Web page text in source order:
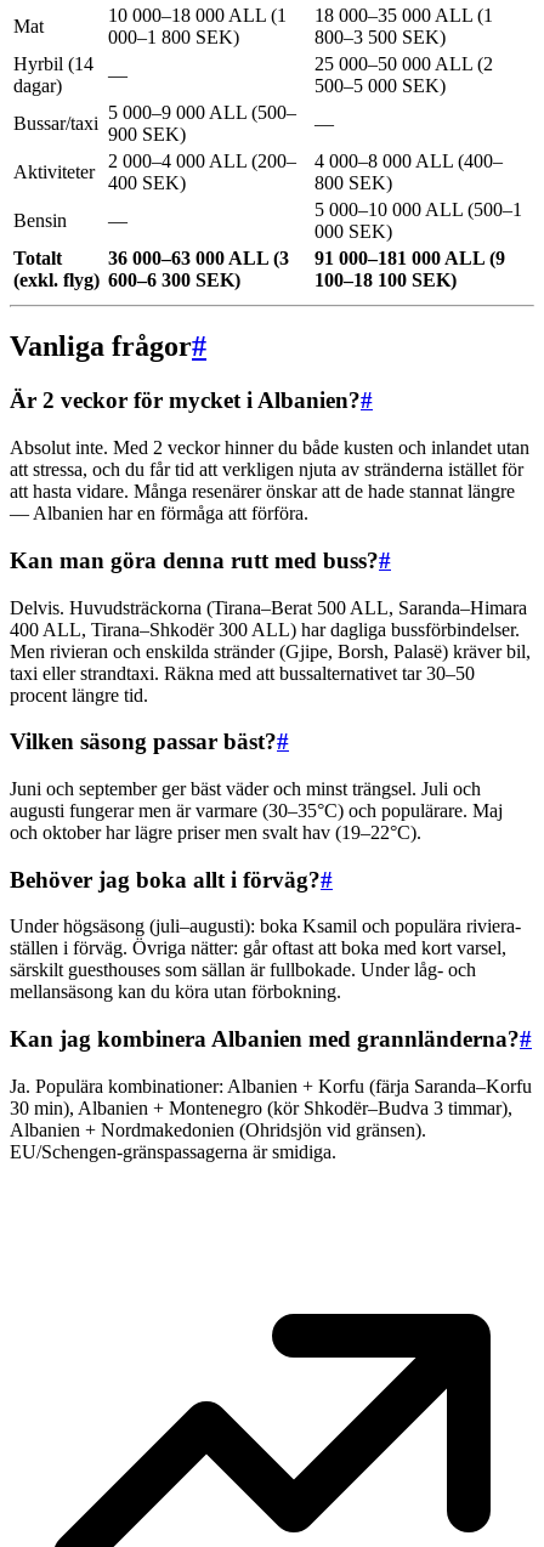
Mat
10 000–18 000 ALL (1
000–1 800 SEK)
18 000–35 000 ALL (1
800–3 500 SEK)
Hyrbil (14
dagar)
—
25 000–50 000 ALL (2
500–5 000 SEK)
Bussar/taxi
5 000–9 000 ALL (500–
900 SEK)
—
Aktiviteter
2 000–4 000 ALL (200–
400 SEK)
4 000–8 000 ALL (400–
800 SEK)
Bensin
—
5 000–10 000 ALL (500–1
000 SEK)
Totalt
(exkl. flyg)
36 000–63 000 ALL (3
600–6 300 SEK)
91 000–181 000 ALL (9
100–18 100 SEK)
Vanliga frågor#
Är 2 veckor för mycket i Albanien?#
Absolut inte. Med 2 veckor hinner du både kusten och inlandet utan
att stressa, och du får tid att verkligen njuta av stränderna istället för
att hasta vidare. Många resenärer önskar att de hade stannat längre
— Albanien har en förmåga att förföra.
Kan man göra denna rutt med buss?#
Delvis. Huvudsträckorna (Tirana–Berat 500 ALL, Saranda–Himara
400 ALL, Tirana–Shkodër 300 ALL) har dagliga bussförbindelser.
Men rivieran och enskilda stränder (Gjipe, Borsh, Palasë) kräver bil,
taxi eller strandtaxi. Räkna med att bussalternativet tar 30–50
procent längre tid.
Vilken säsong passar bäst?#
Juni och september ger bäst väder och minst trängsel. Juli och
augusti fungerar men är varmare (30–35°C) och populärare. Maj
och oktober har lägre priser men svalt hav (19–22°C).
Behöver jag boka allt i förväg?#
Under högsäsong (juli–augusti): boka Ksamil och populära riviera-
ställen i förväg. Övriga nätter: går oftast att boka med kort varsel,
särskilt guesthouses som sällan är fullbokade. Under låg- och
mellansäsong kan du köra utan förbokning.
Kan jag kombinera Albanien med grannländerna?#
Ja. Populära kombinationer: Albanien + Korfu (färja Saranda–Korfu
30 min), Albanien + Montenegro (kör Shkodër–Budva 3 timmar),
Albanien + Nordmakedonien (Ohridsjön vid gränsen).
EU/Schengen-gränspassagerna är smidiga.